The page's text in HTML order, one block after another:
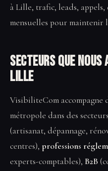
à Lille, trafic, leads, appels,
mensuelles pour maintenir
Secteurs que nous
Lille
VisibiliteCom accompagne
métropole dans des
(artisanat, dépannage,
centres), professions
experts-comptables), B2B